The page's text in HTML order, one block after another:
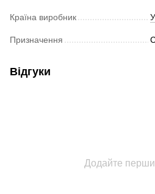
Країна виробник
Призначення
Відгуки
Додайте